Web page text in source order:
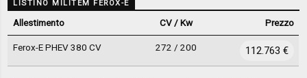
LISTINO MILITEM FEROX-E
Allestimento CV / Kw Prezzo
Ferox-E PHEV 380 CV 272 / 200 112.763 €